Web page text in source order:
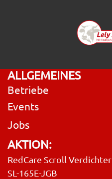
ALLGEMEINES
Betriebe
Events
Jobs
AKTION:
RedCare Scroll Verdichter
SL-165E-JGB